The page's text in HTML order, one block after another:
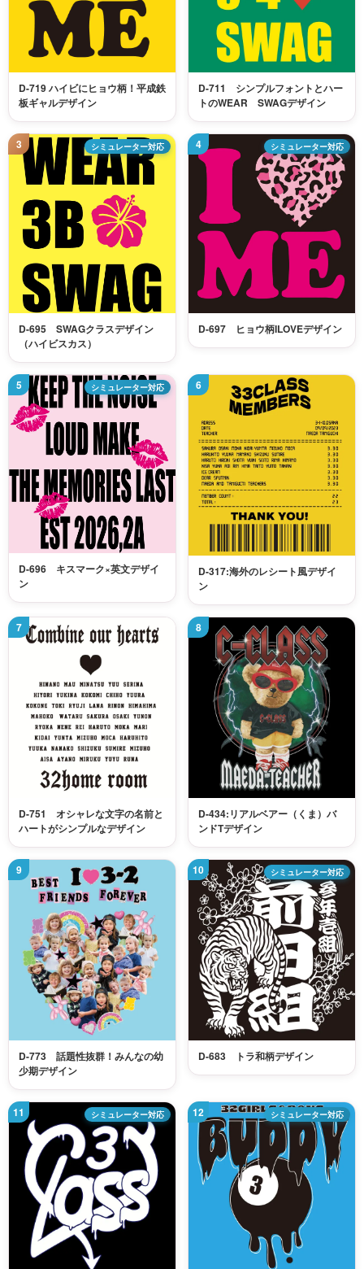
D-719 ハイビにヒョウ柄！平成鉄
板ギャルデザイン
D-711 シンプルフォントとハー
トのWEAR SWAGデザイン
シミュレーター対応
D-695 SWAGクラスデザイン
（ハイビスカス）
シミュレーター対応
D-697 ヒョウ柄ILOVEデザイン
シミュレーター対応
D-696 キスマーク×英文デザイ
ン
D-317:海外のレシート風デザイ
ン
D-751 オシャレな文字の名前と
ハートがシンプルなデザイン
D-434:リアルベアー（くま）バ
ンドTデザイン
D-773 話題性抜群！みんなの幼
少期デザイン
シミュレーター対応
D-683 トラ和柄デザイン
シミュレーター対応 シミュレーター対応